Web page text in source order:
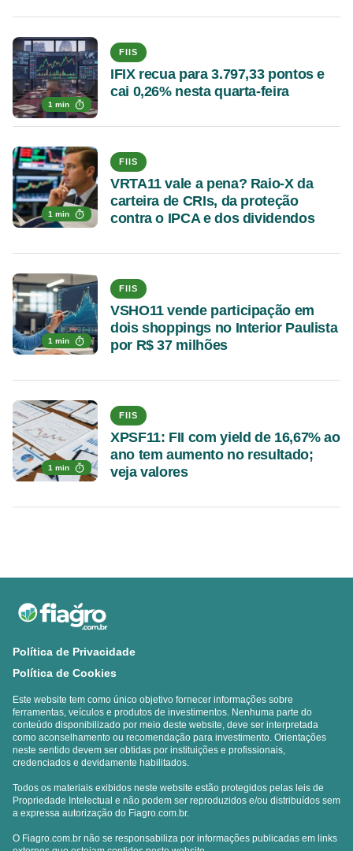
1 min
FIIS
IFIX recua para 3.797,33 pontos e
cai 0,26% nesta quarta-feira
1 min
FIIS
VRTA11 vale a pena? Raio-X da
carteira de CRIs, da proteção
contra o IPCA e dos dividendos
1 min
FIIS
VSHO11 vende participação em
dois shoppings no Interior Paulista
por R$ 37 milhões
1 min
FIIS
XPSF11: FII com yield de 16,67% ao
ano tem aumento no resultado;
veja valores
Política de Privacidade
Política de Cookies
Este website tem como único objetivo fornecer informações sobre
ferramentas, veículos e produtos de investimentos. Nenhuma parte do
conteúdo disponibilizado por meio deste website, deve ser interpretada
como aconselhamento ou recomendação para investimento. Orientações
neste sentido devem ser obtidas por instituições e profissionais,
credenciados e devidamente habilitados.
Todos os materiais exibidos neste website estão protegidos pelas leis de
Propriedade Intelectual e não podem ser reproduzidos e/ou distribuídos sem
a expressa autorização do Fiagro.com.br.
O Fiagro.com.br não se responsabiliza por informações publicadas em links